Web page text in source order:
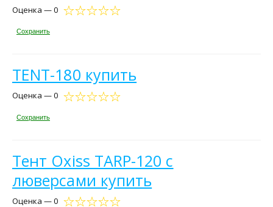
Оценка — 0
Сохранить
TENT-180 купить
Оценка — 0
Сохранить
Тент Oxiss TARP-120 с
люверсами купить
Оценка — 0